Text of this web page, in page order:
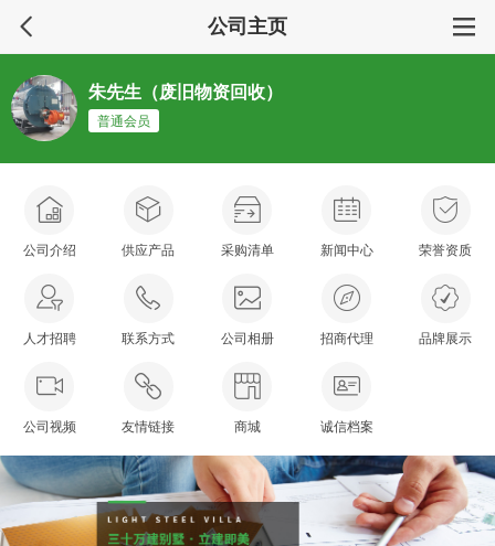
公司主页
朱先生（废旧物资回收）
普通会员
公司介绍 供应产品 采购清单 新闻中心 荣誉资质
人才招聘 联系方式 公司相册 招商代理 品牌展示
公司视频 友情链接 商城 诚信档案